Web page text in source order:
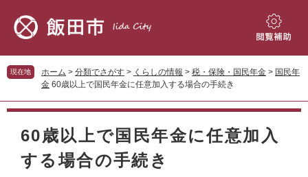
先
頭
す。
を
飛
し
閲
補
現在地 ホーム > 分類でさがす > くらしの情報 > 税・保険・国民年金 > 国民年
金 60歳以上で国民年金に任意加入する場合の手続き
本
60歳以上で国民年金に任意加入
する場合の手続き